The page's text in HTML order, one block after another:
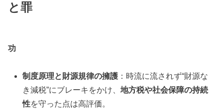
と罪
功
制度原理と財源規律の擁護 ：時流に流されず“財源な
き減税”にブレーキをかけ、地方税や社会保障の持続
性を守った点は高評価。